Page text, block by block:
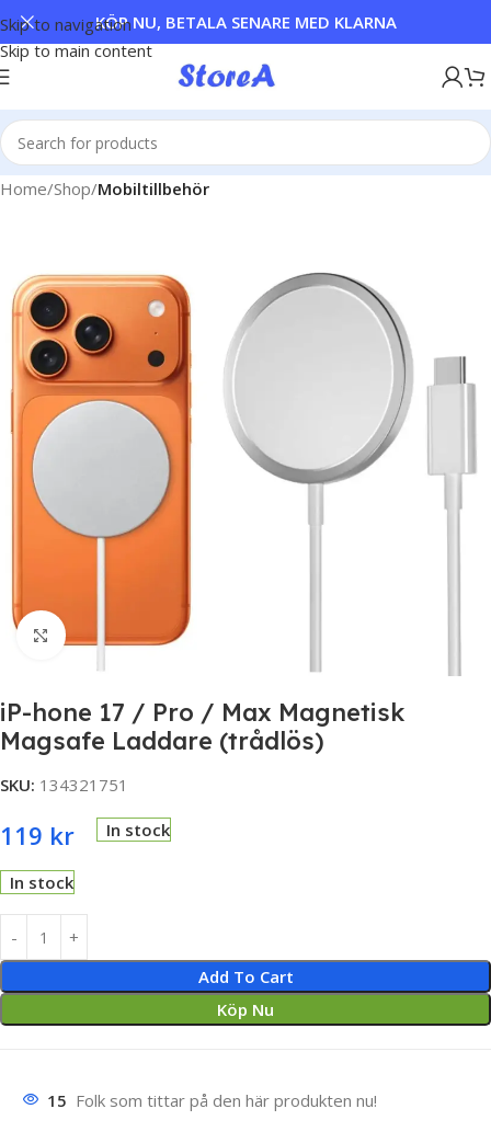
Skip to navigation
Skip to main content
KÖP NU, BETALA SENARE MED KLARNA
Home Shop Mobiltillbehör
Click to enlarge
iP-hone 17 / Pro / Max Magnetisk
Magsafe Laddare (trådlös)
SKU: 134321751
119 kr In stock
In stock
Add To Cart
Köp Nu
15 Folk som tittar på den här produkten nu!